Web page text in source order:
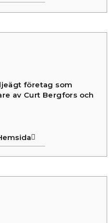
företag som
av Curt Bergfors och